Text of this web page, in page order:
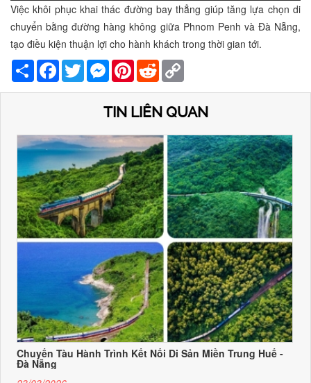
Việc khôi phục khai thác đường bay thẳng giúp tăng lựa chọn di
chuyển bằng đường hàng không giữa Phnom Penh và Đà Nẵng,
tạo điều kiện thuận lợi cho hành khách trong thời gian tới.
Share Facebook
TwitterMessengerPinterestReddit
TIN LIÊN QUAN
Chuyến Tàu Hành Trình Kết Nối Di Sản Miền Trung Huế -
Đà Nẵng